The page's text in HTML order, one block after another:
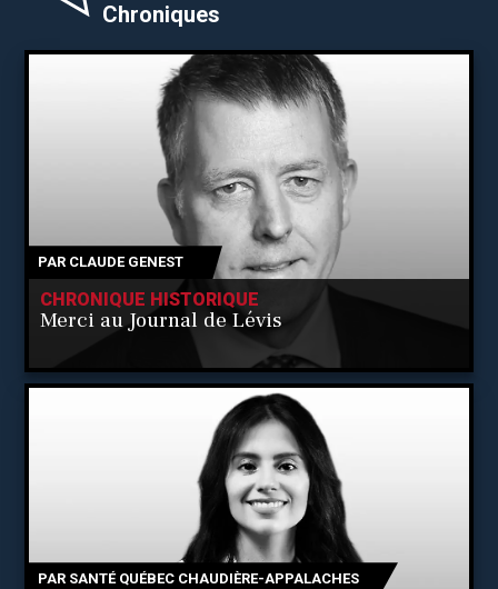
Chroniques
PAR CLAUDE GENEST
CHRONIQUE HISTORIQUE
Merci au Journal de Lévis
PAR SANTÉ QUÉBEC CHAUDIÈRE-APPALACHES